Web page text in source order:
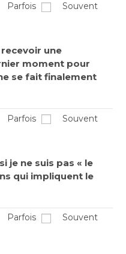
Parfois
Souvent
recevoir une
moment pour
se fait finalement
Parfois
Souvent
je ne suis pas « le
qui impliquent le
Parfois
Souvent